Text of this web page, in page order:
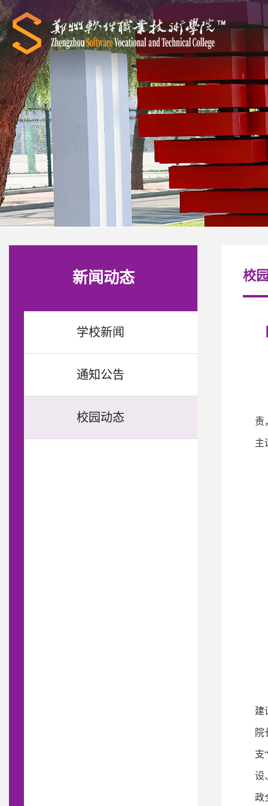
新闻动态
学校新闻
通知公告
校园动态
校
责
主
建
院
支
设
政